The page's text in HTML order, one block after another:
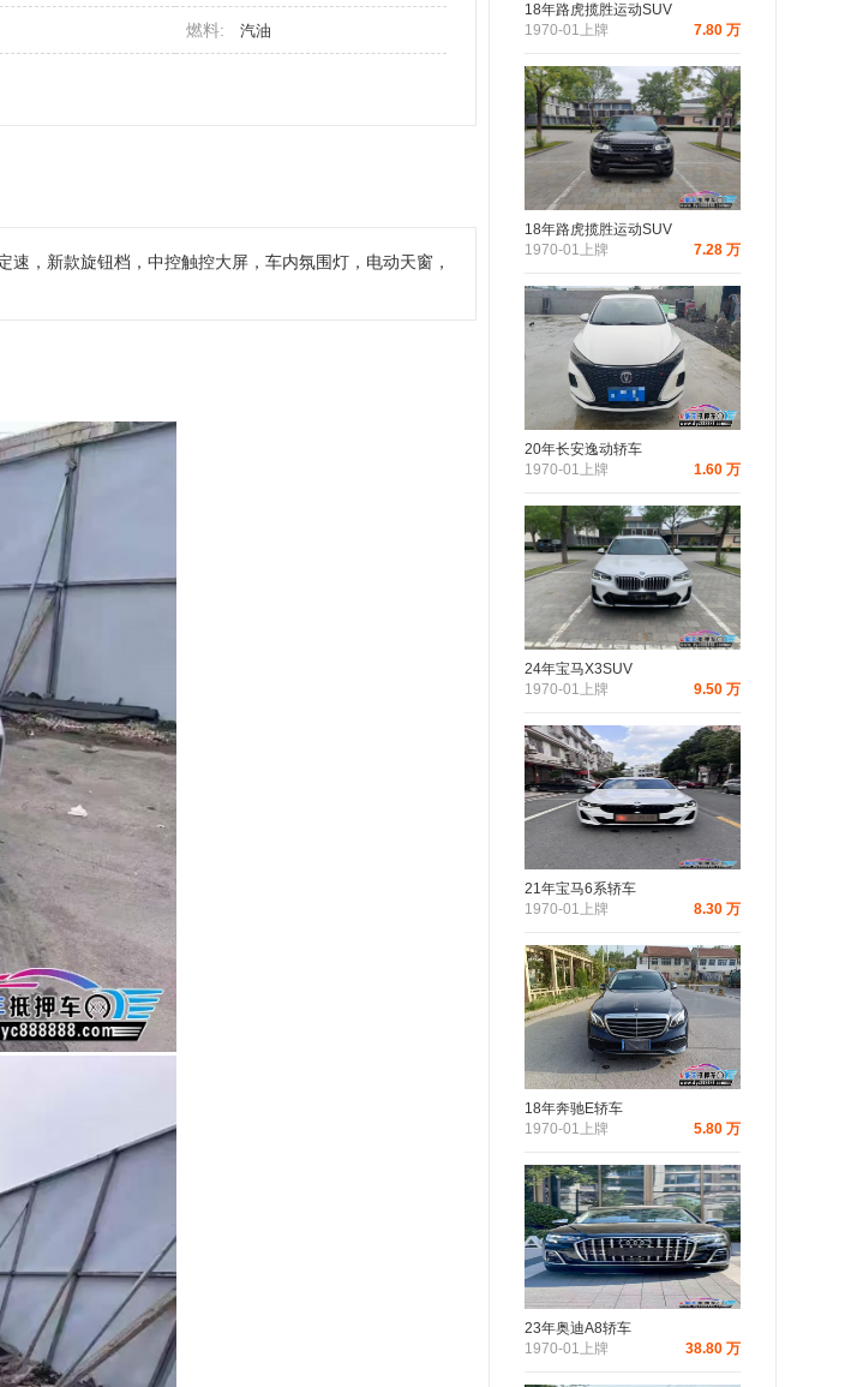
燃料: 汽油
速，新款旋钮档，中控触控大屏，车内氛围灯，电动天窗，
18年路虎揽胜运动SUV
1970-01上牌
7.80 万
18年路虎揽胜运动SUV
1970-01上牌
7.28 万
20年长安逸动轿车
1970-01上牌
1.60 万
24年宝马X3SUV
1970-01上牌
9.50 万
21年宝马6系轿车
1970-01上牌
8.30 万
18年奔驰E轿车
1970-01上牌
5.80 万
23年奥迪A8轿车
1970-01上牌
38.80 万